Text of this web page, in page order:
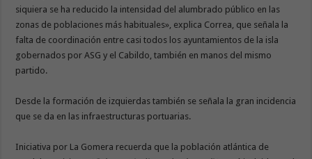
siquiera se ha reducido la intensidad del alumbrado público en las
zonas de poblaciones más habituales», explica Correa, que señala la
falta de coordinación entre casi todos los ayuntamientos de la isla
gobernados por ASG y el Cabildo, también en manos del mismo
partido.
Desde la formación de izquierdas también se señala la gran incidencia
que se da en las infraestructuras portuarias.
Iniciativa por La Gomera recuerda que la población atlántica de